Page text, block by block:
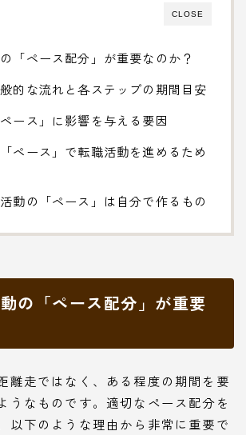
CLOSE
「ペース配分」が重要なのか？
的な流れと各ステップの期間目安
ース」に影響を与える要因
ペース」で転職活動を進めるため
動の「ペース」は自分で作るもの
の「ペース配分」が重要
離走ではなく、ある程度の期間を要
うなものです。適切なペース配分を
以下のような理由から非常に重要で